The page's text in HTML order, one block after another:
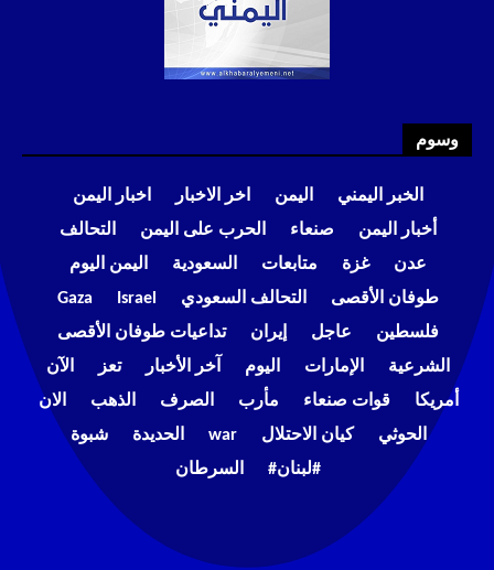
وسوم
الخبر اليمني اليمن اخر الاخبار
اخبار اليمن
أخبار اليمن
صنعاء الحرب على اليمن
التحالف
عدن
غزة متابعات السعودية
اليمن اليوم
طوفان الأقصى
التحالف السعودي Israel
Gaza
فلسطين
عاجل إيران
تداعيات طوفان الأقصى
الشرعية
الإمارات اليوم آخر الأخبار تعز
الآن
أمريكا
قوات صنعاء مأرب الصرف الذهب
الان
الحوثي
كيان الاحتلال war الحديدة
شبوة
#لبنان#
السرطان